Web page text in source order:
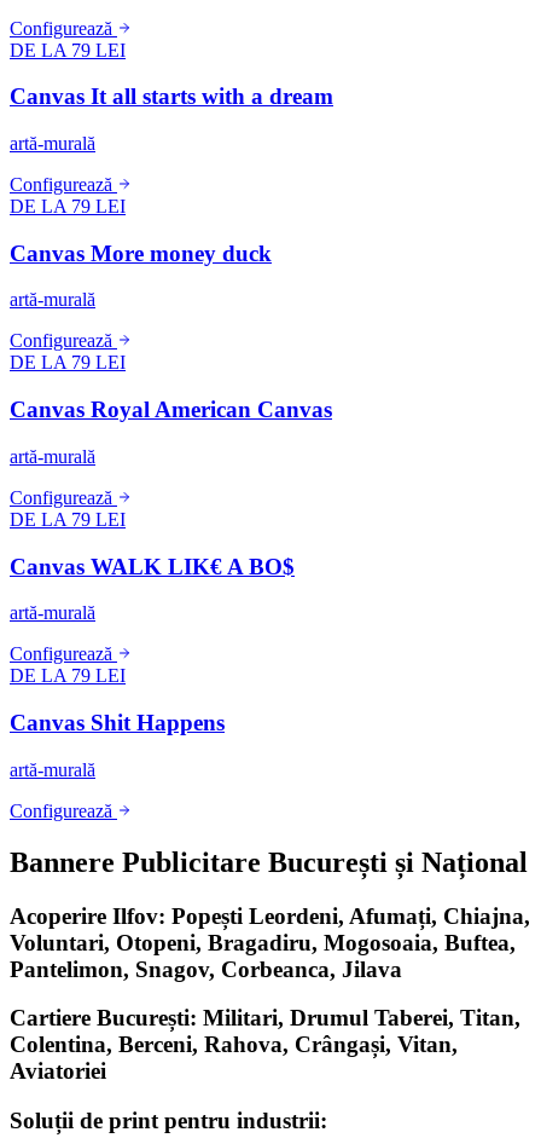
Configurează
DE LA 79 LEI
Canvas It all starts with a dream
artă-murală
Configurează
DE LA 79 LEI
Canvas More money duck
artă-murală
Configurează
DE LA 79 LEI
Canvas Royal American Canvas
artă-murală
Configurează
DE LA 79 LEI
Canvas WALK LIK€ A BO$
artă-murală
Configurează
DE LA 79 LEI
Canvas Shit Happens
artă-murală
Configurează
Bannere Publicitare București și Național
Acoperire Ilfov: Popești Leordeni, Afumați, Chiajna,
Voluntari, Otopeni, Bragadiru, Mogosoaia, Buftea,
Pantelimon, Snagov, Corbeanca, Jilava
Cartiere București: Militari, Drumul Taberei, Titan,
Colentina, Berceni, Rahova, Crângași, Vitan,
Aviatoriei
Soluții de print pentru industrii: